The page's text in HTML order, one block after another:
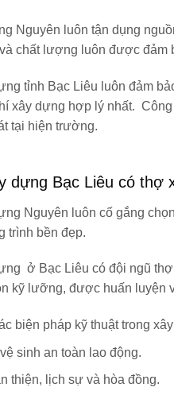
Nguyên luôn tận dụng
chất lượng luôn được đảm
tỉnh Bạc Liêu luôn đảm
xây dựng hợp lý nhất.
tại hiện trường.
dựng Bạc Liêu có thợ
Nguyên luôn cố gắng
trình bền đẹp.
ở Bạc Liêu có đội ngũ
kỹ lưỡng, được huấn luyện
biện pháp kỹ thuật trong
sinh an toàn lao động.
thiện, lịch sự và hòa đồng.